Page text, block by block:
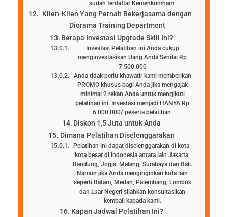
sudah terdaftar Kemenkumham
Klien-Klien Yang Pernah Bekerjasama dengan
Diorama Training Department
Berapa Investasi Upgrade Skill Ini?
Investasi Pelatihan ini Anda cukup
menginvestasikan Uang Anda Senilai Rp
7.500.000
Anda tidak perlu khawatir kami memberikan
PROMO khusus bagi Anda jika mengajak
minimal 2 rekan Anda untuk mengikuti
pelatihan ini. Investasi menjadi HANYA Rp
6.000.000/ peserta pelatihan.
Diskon 1,5 Juta untuk Anda
Dimana Pelatihan Diselenggarakan
Pelatihan ini dapat diselenggarakan di kota-
kota besar di Indonesia antara lain Jakarta,
Bandung, Jogja, Malang, Surabaya dan Bali.
Namun jika Anda menginginkan kota lain
seperti Batam, Medan, Palembang, Lombok
dan Luar Negeri silahkan konsultasikan
kembali kapada kami.
Kapan Jadwal Pelatihan Ini?